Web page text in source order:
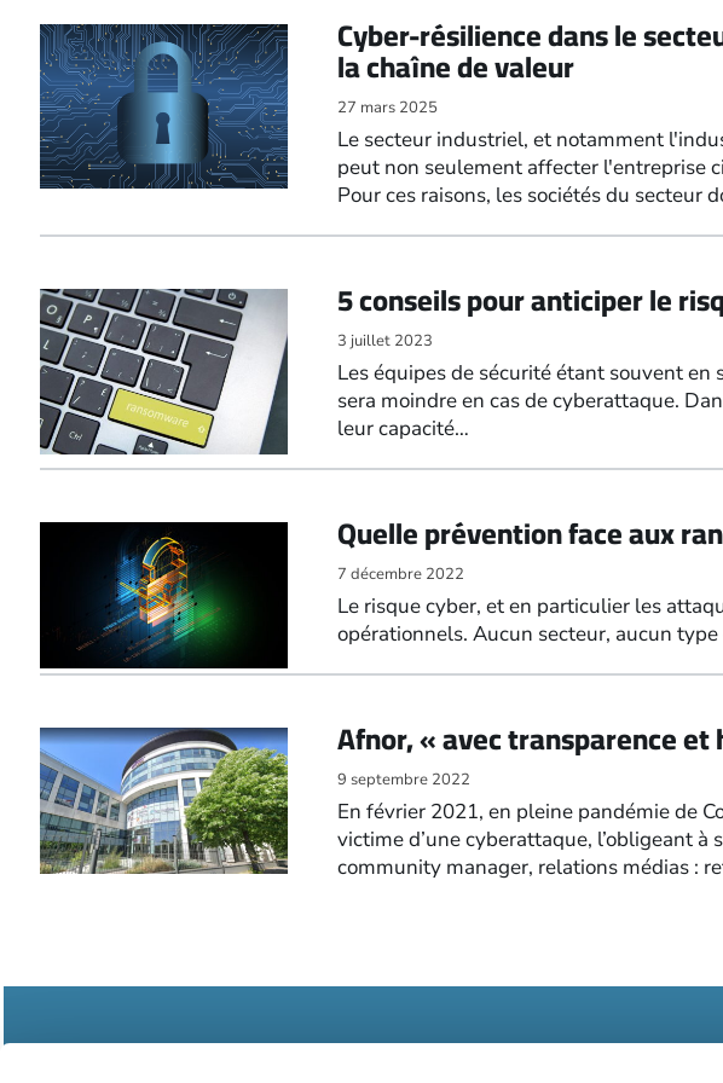
Cyber-résilience dans le
la chaîne de valeur
27 mars 2025
Le secteur industriel, et notamment
peut non seulement affecter l'entreprise
Pour ces raisons, les sociétés du secteur
5 conseils pour anticiper le
3 juillet 2023
Les équipes de sécurité étant souvent
sera moindre en cas de cyberattaque.
leur capacité…
Quelle prévention face aux
7 décembre 2022
Le risque cyber, et en particulier les
opérationnels. Aucun secteur, aucun
Afnor, « avec transparence et
9 septembre 2022
En février 2021, en pleine pandémie de
victime d’une cyberattaque, l’obligeant
community manager, relations médias :